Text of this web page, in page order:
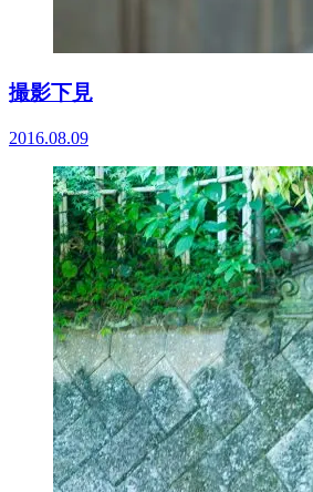
撮影下見
2016.08.09